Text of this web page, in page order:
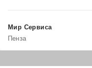
Мир Сервиса
Пенза